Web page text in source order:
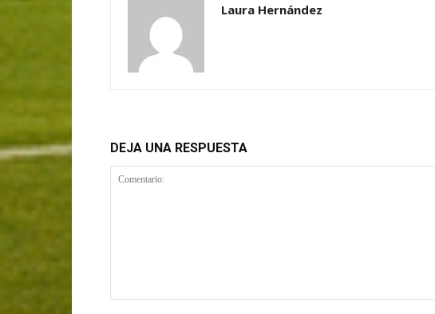
Laura Hernández
DEJA UNA RESPUESTA